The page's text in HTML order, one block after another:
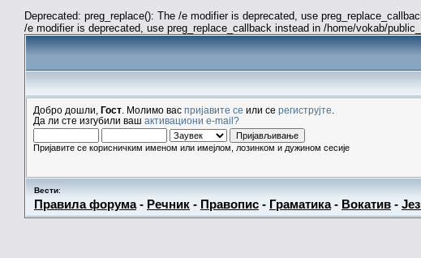
Deprecated: preg_replace(): The /e modifier is deprecated, use
/e modifier is deprecated, use preg_replace_callback instead in /home/vokab/
Добро дошли, Гост . Молимо вас пријавите се или се региструјте
Да ли сте изгубили ваш активациони e-mail?
Пријавите се корисничким именом или имејлом, лозинком и дужином сесије
Вести:
Правила форума- Речник - Правопис - Граматика- Вокатив -